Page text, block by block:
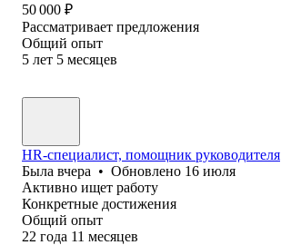
50 000 ₽
Рассматривает предложения
Общий опыт
5 лет 5 месяцев
HR-специалист, помощник руководителя
Была вчера • Обновлено 16 июля
Активно ищет работу
Конкретные достижения
Общий опыт
22 года 11 месяцев